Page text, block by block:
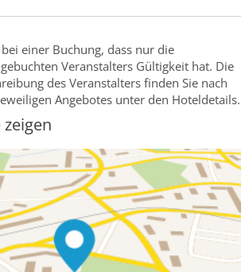
einer Buchung, dass nur die
Veranstalters Gültigkeit hat. Die
des Veranstalters finden Sie nach
Angebotes unter den Hoteldetails.